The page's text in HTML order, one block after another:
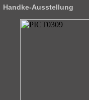
Handke-Ausstellung